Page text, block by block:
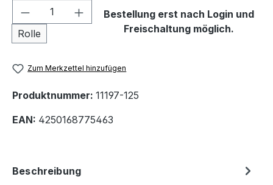
Produkt Anzahl: Gib den
Rolle
Bestellung erst nach Login und
Freischaltung möglich.
Zum Merkzettel hinzufügen
Produktnummer: 11197-125
EAN: 4250168775463
Beschreibung